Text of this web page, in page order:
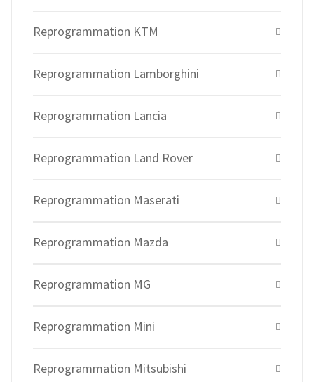
Reprogrammation KTM
Reprogrammation Lamborghini
Reprogrammation Lancia
Reprogrammation Land Rover
Reprogrammation Maserati
Reprogrammation Mazda
Reprogrammation MG
Reprogrammation Mini
Reprogrammation Mitsubishi